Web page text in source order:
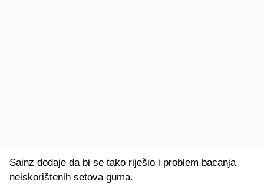
Sainz dodaje da bi se tako riješio i problem bacanja
neiskorištenih setova guma.